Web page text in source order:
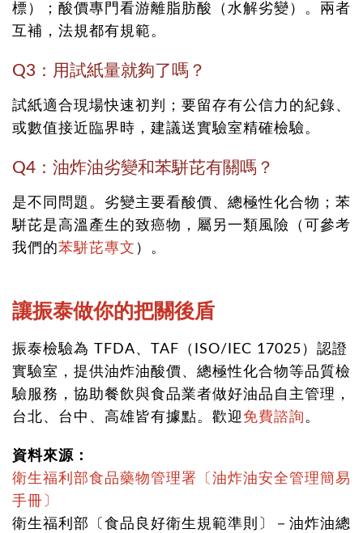
標）；酸價專門看游離脂肪酸（水解劣變）。兩者
互補，法規都有規範。
Q3：用試紙量就夠了嗎？
試紙適合現場快速初判；要留存有公信力的紀錄、
或數值接近臨界時，建議送實驗室精確檢驗。
Q4：油炸油劣變和苯駢芘有關嗎？
是不同問題。劣變主要看酸價、總極性化合物；苯
駢芘是高溫產生的致癌物，屬另一類風險（可參考
我們的苯駢芘專文 ）。
讓振泰做你的把關後盾
振泰檢驗為 TFDA、TAF（ISO/IEC 17025）認證
實驗室，提供油炸油酸價、總極性化合物等品質檢
驗服務，協助餐飲與食品業者做好油品自主管理，
台北、台中、高雄皆有據點。歡迎 免費諮詢。
資料來源：
衛生福利部食品藥物管理署〔油炸油安全管理簡易
手冊〕
衛生福利部〔食品良好衛生規範準則〕－油炸油總